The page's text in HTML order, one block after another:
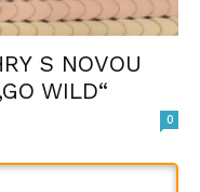
S NOVOU
WILD“
0